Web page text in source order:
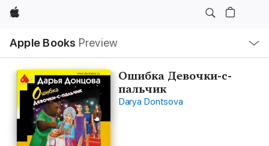
Apple
Apple Books Preview
Nav
Open
Menu
Ошибка Девочки-с-
пальчик
Darya Dontsova